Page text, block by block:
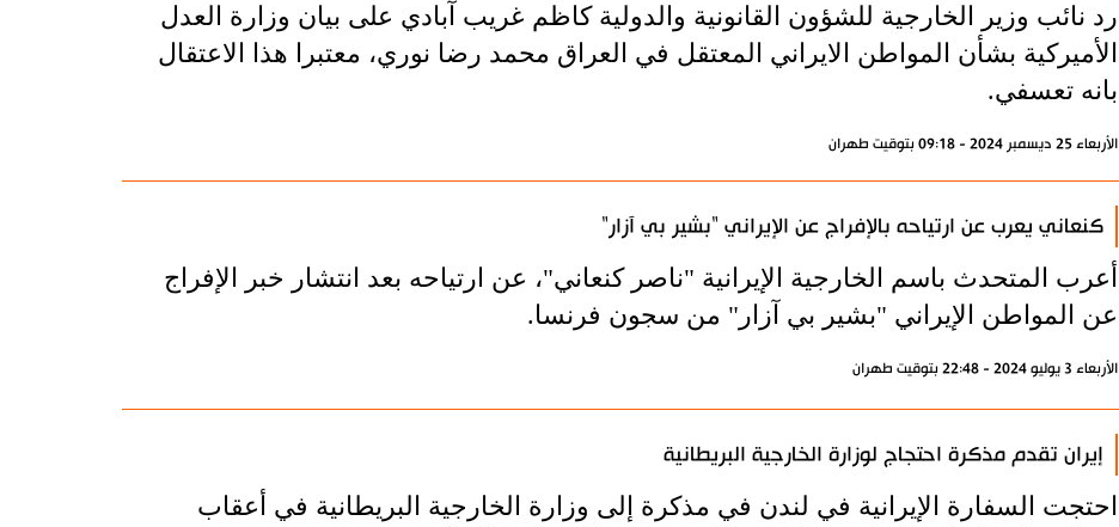
رد نائب وزير الخارجية للشؤون القانونية والدولية كاظم غريب آبادي على بيان وزارة العدل
الأميركية بشأن المواطن الايراني المعتقل في العراق محمد رضا نوري، معتبرا هذا الاعتقال
بانه تعسفي.
الأربعاء 25 ديسمبر 2024 - 09:18 بتوقيت طهران
كنعاني يعرب عن ارتياحه بالإفراج عن الإيراني "بشير بي آزار"
أعرب المتحدث باسم الخارجية الإيرانية "ناصر كنعاني"، عن ارتياحه بعد انتشار خبر الإفراج
عن المواطن الإيراني "بشير بي آزار" من سجون فرنسا.
الأربعاء 3 يوليو 2024 - 22:48 بتوقيت طهران
إيران تقدم مذكرة احتجاج لوزارة الخارجية البريطانية
احتجت السفارة الإيرانية في لندن في مذكرة إلى وزارة الخارجية البريطانية في أعقاب